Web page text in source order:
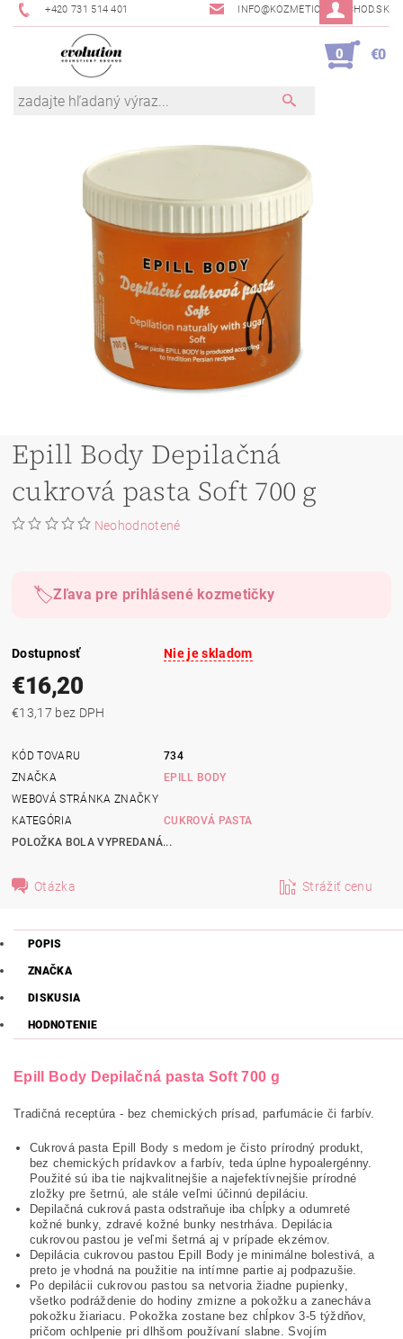
+420 731 514 401 INFO@KOZMETICKYOBCHOD.SK
0 €0
Epill Body Depilačná
cukrová pasta Soft 700 g
Neohodnotené
🏷️Zľava pre prihlásené kozmetičky
Dostupnosť Nie je skladom
€16,20
€13,17 bez DPH
KÓD TOVARU
734
ZNAČKA
EPILL BODY
WEBOVÁ STRÁNKA ZNAČKY
KATEGÓRIA
CUKROVÁ PASTA
POLOŽKA BOLA VYPREDANÁ...
Otázka Strážiť cenu
POPIS
ZNAČKA
DISKUSIA
HODNOTENIE
Epill Body Depilačná pasta Soft 700 g
Tradičná receptúra - bez chemických prísad, parfumácie či farbív.
Cukrová pasta Epill Body s medom je čisto prírodný produkt,
bez chemických prídavkov a farbív, teda úplne hypoalergénny.
Použité sú iba tie najkvalitnejšie a najefektívnejšie prírodné
zložky pre šetrnú, ale stále veľmi účinnú depiláciu.
Depilačná cukrová pasta odstraňuje iba chĺpky a odumreté
kožné bunky, zdravé kožné bunky nestrháva. Depilácia
cukrovou pastou je veľmi šetrná aj v prípade ekzémov.
Depilácia cukrovou pastou Epill Body je minimálne bolestivá, a
preto je vhodná na použitie na intímne partie aj podpazušie.
Po depilácii cukrovou pastou sa netvoria žiadne pupienky,
všetko podráždenie do hodiny zmizne a pokožku a zanecháva
pokožku žiariacu. Pokožka zostane bez chĺpkov 3-5 týždňov,
pričom ochlpenie pri dlhšom používaní slabne. Svojím